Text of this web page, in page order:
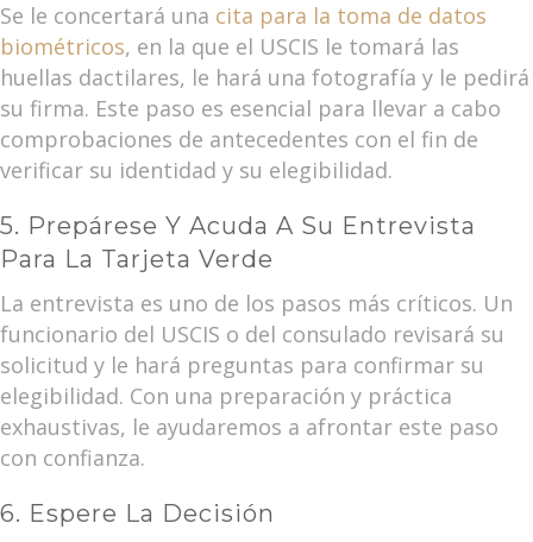
Se le concertará una cita para la toma de datos
biométricos, en la que el USCIS le tomará las
huellas dactilares, le hará una fotografía y le pedirá
su firma. Este paso es esencial para llevar a cabo
comprobaciones de antecedentes con el fin de
verificar su identidad y su elegibilidad.
5. Prepárese Y Acuda A Su Entrevista
Para La Tarjeta Verde
La entrevista es uno de los pasos más críticos. Un
funcionario del USCIS o del consulado revisará su
solicitud y le hará preguntas para confirmar su
elegibilidad. Con una preparación y práctica
exhaustivas, le ayudaremos a afrontar este paso
con confianza.
6. Espere La Decisión